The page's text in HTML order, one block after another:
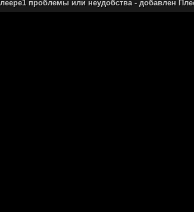
проблемы или неудобства - добавлен